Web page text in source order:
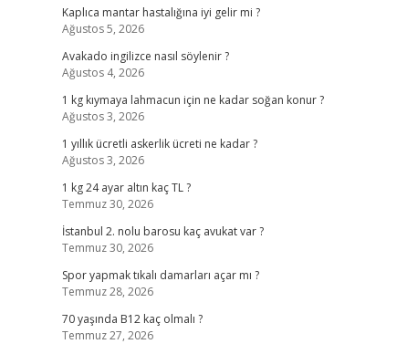
Kaplıca mantar hastalığına iyi gelir mi ?
Ağustos 5, 2026
Avakado ingilizce nasıl söylenir ?
Ağustos 4, 2026
1 kg kıymaya lahmacun için ne kadar soğan konur ?
Ağustos 3, 2026
1 yıllık ücretli askerlik ücreti ne kadar ?
Ağustos 3, 2026
1 kg 24 ayar altın kaç TL ?
Temmuz 30, 2026
İstanbul 2. nolu barosu kaç avukat var ?
Temmuz 30, 2026
Spor yapmak tıkalı damarları açar mı ?
Temmuz 28, 2026
70 yaşında B12 kaç olmalı ?
Temmuz 27, 2026